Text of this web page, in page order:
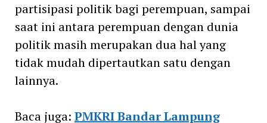
partisipasi politik bagi perempuan, sampai
saat ini antara perempuan dengan dunia
politik masih merupakan dua hal yang
tidak mudah dipertautkan satu dengan
lainnya.
Baca juga: PMKRI Bandar Lampung